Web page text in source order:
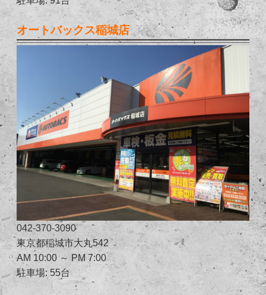
オートバックス稲城店
042-370-3090
東京都稲城市大丸542
AM 10:00 ～ PM 7:00
駐車場: 55台